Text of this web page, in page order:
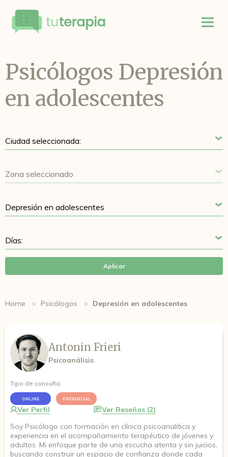
Psicólogos Depresión
en adolescentes
Aplicar
Home Psicólogos Depresión en adolescentes
Antonin Frieri
Psicoanálisis
Tipo de consulta:
ONLINE PRESENCIAL
Ver Perfil
Ver Reseñas (2)
Soy Psicólogo con formación en clínica psicoanalítica y
experiencia en el acompañamiento terapéutico de jóvenes y
adultos. Mi enfoque parte de una escucha atenta y sin juicios,
buscando construir un espacio de confianza donde cada